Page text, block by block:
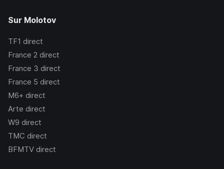
Sur Molotov
TF1 direct
France 2 direct
France 3 direct
France 5 direct
M6+ direct
Arte direct
W9 direct
TMC direct
BFMTV direct